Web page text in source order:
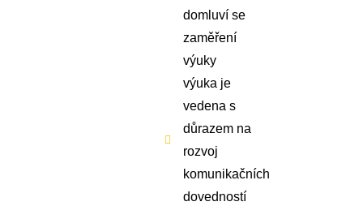
domluví se
zaměření
výuky
výuka je
vedena s
důrazem na
rozvoj
komunikačních
dovedností